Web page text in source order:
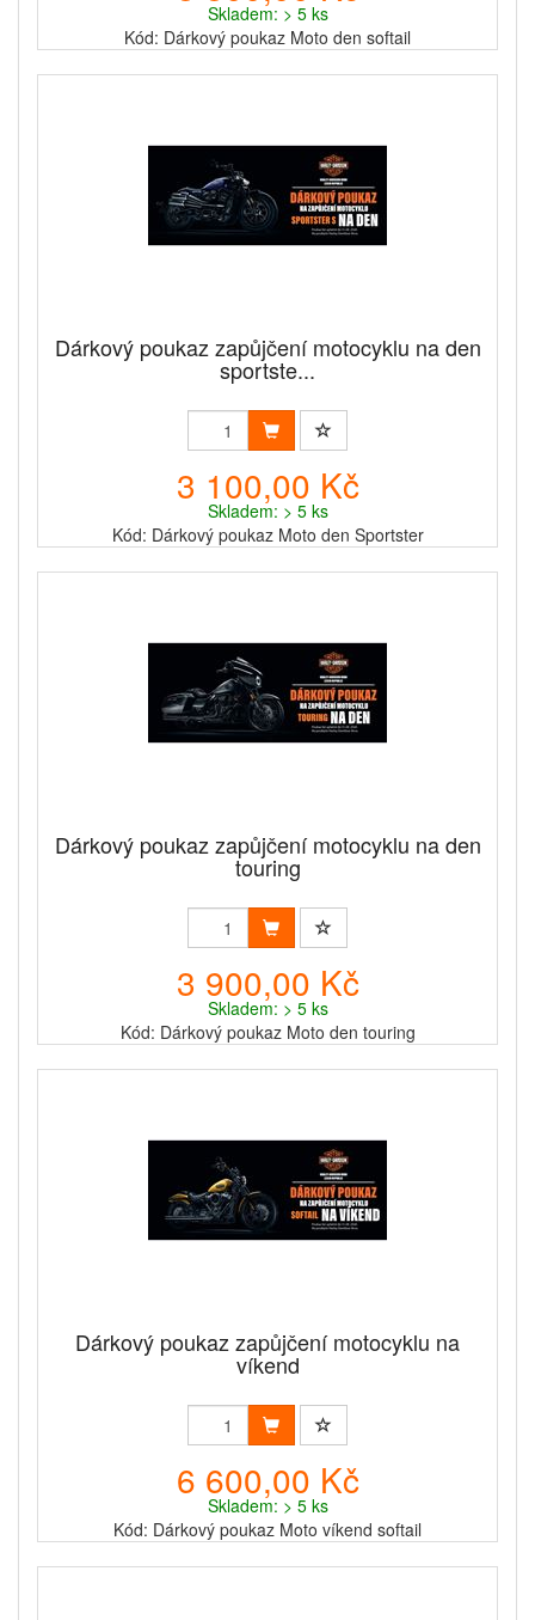
Skladem: > 5 ks
Kód: Dárkový poukaz Moto den softail
Dárkový poukaz zapůjčení motocyklu na den
sportste...
3 100,00 Kč
Skladem: > 5 ks
Kód: Dárkový poukaz Moto den Sportster
Dárkový poukaz zapůjčení motocyklu na den
touring
3 900,00 Kč
Skladem: > 5 ks
Kód: Dárkový poukaz Moto den touring
Dárkový poukaz zapůjčení motocyklu na
víkend
6 600,00 Kč
Skladem: > 5 ks
Kód: Dárkový poukaz Moto víkend softail